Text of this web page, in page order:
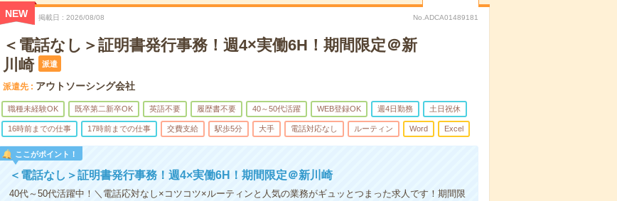
NEW 掲載日 2026/08/08 No.ADCA01489181
＜電話なし＞証明書発行事務！週4×実働6H！期間限定＠新
川崎
派遣
派遣先 アウトソーシング会社
職種未経験OK 既卒第二新卒OK 英語不要 履歴書不要 40～50代活躍 WEB登録OK 週4日勤務 土日祝休
16時前までの仕事 17時前までの仕事 交費支給 駅歩5分 大手 電話対応なし ルーティン Word Excel
ここがポイント！
＜電話なし＞証明書発行事務！週4×実働6H！期間限定＠新川崎
40代～50代活躍中！＼電話応対なし×コツコツ×ルーティンと人気の業務がギュッとつまった求人です！期間限